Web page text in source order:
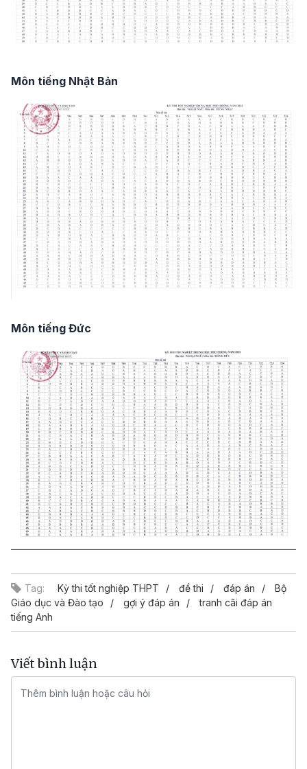
Môn tiếng Nhật Bản
Môn tiếng Đức
Tag: Kỳ thi tốt nghiệp THPT đề thi đáp án
Bộ
Giáo dục và Đào tạo
gợi ý đáp án
tranh cãi đáp án
tiếng Anh
Viết bình luận